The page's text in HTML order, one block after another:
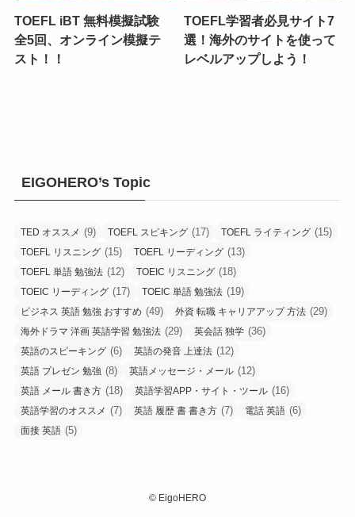
TOEFL iBT 無料模擬試験
全5回、オンライン模擬テ
スト！！
TOEFL学習者必見サイト7
選！海外のサイトを使って
レベルアップしよう！
EIGOHERO’s Topic
TED オススメ (9) TOEFL スピキング (17) TOEFL ライティング (15)
TOEFL リスニング (15) TOEFL リーディング (13)
TOEFL 単語 勉強法 (12) TOEIC リスニング (18)
TOEIC リーディング (17) TOEIC 単語 勉強法 (19)
ビジネス 英語 勉強 おすすめ (49) 外資 転職 キャリアアップ 方法 (29)
海外ドラマ 洋画 英語学習 勉強法 (29) 英会話 独学 (36)
英語のスピーキング (6) 英語の発音 上達法 (12)
英語 プレゼン 勉強 (8) 英語メッセージ・メール (12)
英語 メール 書き方 (18) 英語学習APP・サイト・ツール (16)
英語学習のオススメ (7) 英語 履歴 書 書き方 (7) 電話 英語 (6)
面接 英語 (5)
© EigoHERO